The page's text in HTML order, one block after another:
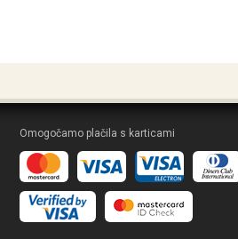
Omogočamo plačila s karticami